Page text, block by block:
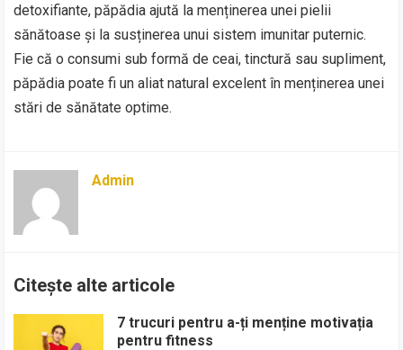
detoxifiante, păpădia ajută la menținerea unei pielii
sănătoase și la susținerea unui sistem imunitar puternic.
Fie că o consumi sub formă de ceai, tinctură sau supliment,
păpădia poate fi un aliat natural excelent în menținerea unei
stări de sănătate optime.
Admin
Citește alte articole
7 trucuri pentru a-ți menține motivația
pentru fitness